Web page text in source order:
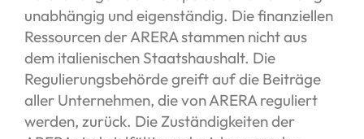
unabhängig und eigenständig. Die finanziellen
Ressourcen der ARERA stammen nicht aus
dem italienischen Staatshaushalt. Die
Regulierungsbehörde greift auf die Beiträge
aller Unternehmen, die von ARERA reguliert
werden, zurück. Die Zuständigkeiten der